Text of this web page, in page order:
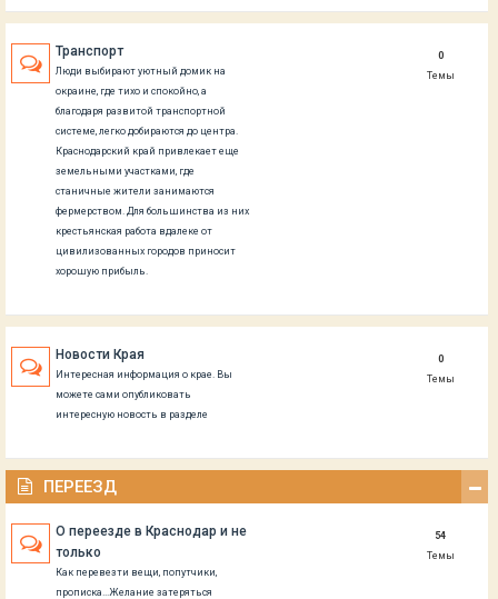
Транспорт
Люди выбирают уютный домик на
окраине, где тихо и спокойно, а
благодаря развитой транспортной
системе, легко добираются до центра.
Краснодарский край привлекает еще
земельными участками, где
станичные жители занимаются
фермерством. Для большинства из них
крестьянская работа вдалеке от
цивилизованных городов приносит
хорошую прибыль.
0
Темы
Новости Края
Интересная информация о крае. Вы
можете сами опубликовать
интересную новость в разделе
0
Темы
ПЕРЕЕЗД
О переезде в Краснодар и не
только
Как перевезти вещи, попутчики,
прописка...Желание затеряться
54
Темы